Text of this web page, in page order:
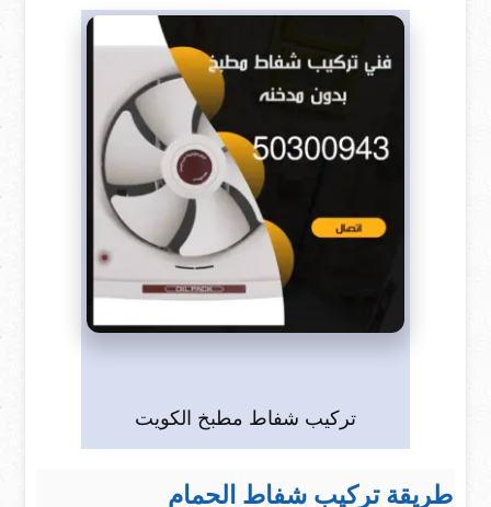
تركيب شفاط مطبخ الكويت
طريقة تركيب شفاط الحمام